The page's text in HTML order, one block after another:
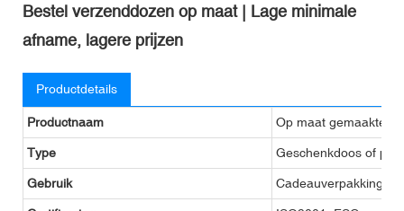
Bestel verzenddozen op maat | Lage minimale
afname, lagere prijzen
Productdetails
Productnaam Op maat gemaakte
Type Geschenkdoos of
Gebruik Cadeauverpakking,